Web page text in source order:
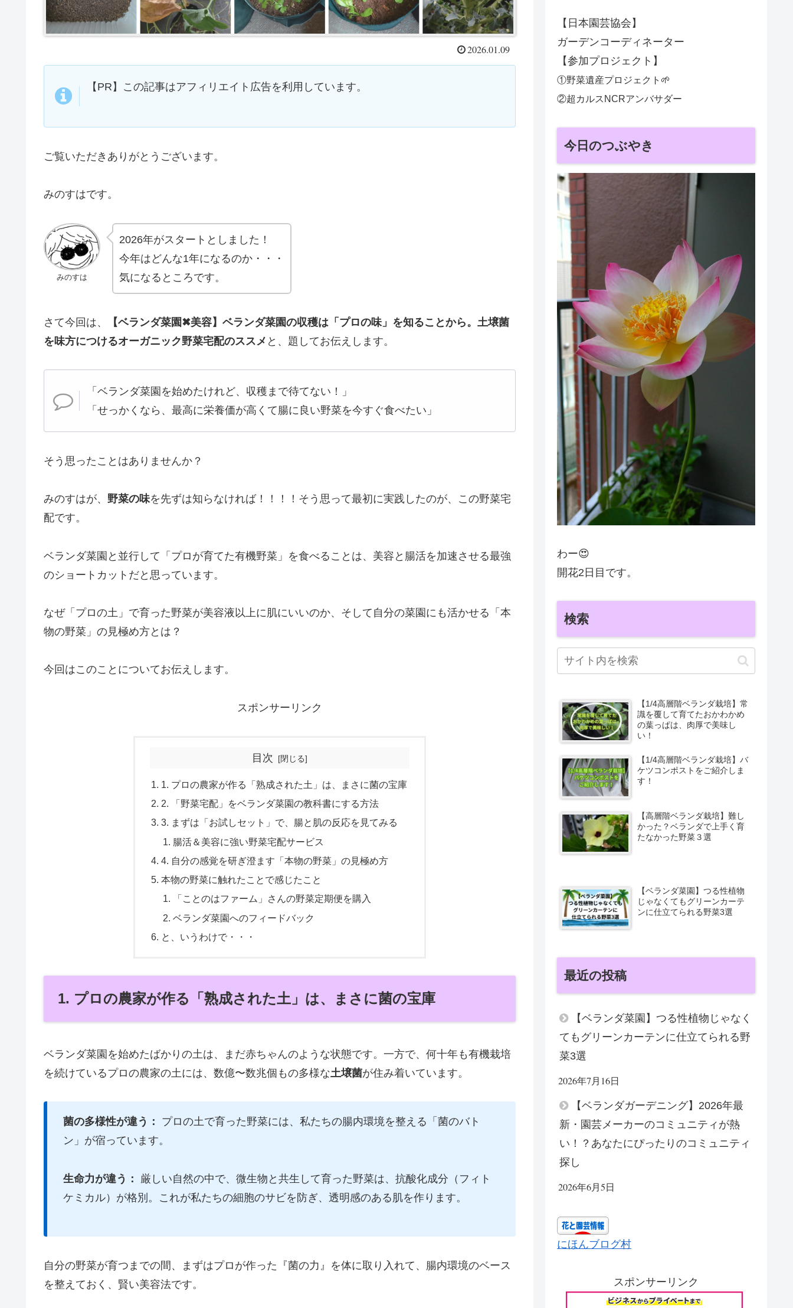
2026.01.09
【PR】この記事はアフィリエイト広告を利用しています。
ご覧いただきありがとうございます。
みのすはです。
みのすは
2026年がスタートとしました！
今年はどんな1年になるのか・・・
気になるところです。
さて今回は、
【ベランダ菜園✖美容】ベランダ菜園の収穫は「プロの味」を知ることから。土壌菌
を味方につけるオーガニック野菜宅配のススメ と、題してお伝えします。
「ベランダ菜園を始めたけれど、収穫まで待てない！」
「せっかくなら、最高に栄養価が高くて腸に良い野菜を今すぐ食べたい」
そう思ったことはありませんか？
みのすはが、 野菜の味を先ずは知らなければ！！！！そう思って最初に実践したのが、この野菜宅
配です。
ベランダ菜園と並行して「プロが育てた有機野菜」を食べることは、美容と腸活を加速させる最強
のショートカットだと思っています。
なぜ「プロの土」で育った野菜が美容液以上に肌にいいのか、そして自分の菜園にも活かせる「本
物の野菜」の見極め方とは？
今回はこのことについてお伝えします。
スポンサーリンク
目次
1. プロの農家が作る「熟成された土」は、まさに菌の宝庫
2. 「野菜宅配」をベランダ菜園の教科書にする方法
3. まずは「お試しセット」で、腸と肌の反応を見てみる
腸活＆美容に強い野菜宅配サービス
4. 自分の感覚を研ぎ澄ます「本物の野菜」の見極め方
本物の野菜に触れたことで感じたこと
「ことのはファーム」さんの野菜定期便を購入
ベランダ菜園へのフィードバック
と、いうわけで・・・
1. プロの農家が作る「熟成された土」は、まさに菌の宝庫
ベランダ菜園を始めたばかりの土は、まだ赤ちゃんのような状態です。一方で、何十年も有機栽培
を続けているプロの農家の土には、数億〜数兆個もの多様な土壌菌が住み着いています。
菌の多様性が違う：
プロの土で育った野菜には、私たちの腸内環境を整える「菌のバト
ン」が宿っています。
生命力が違う：
厳しい自然の中で、微生物と共生して育った野菜は、抗酸化成分（フィト
ケミカル）が格別。これが私たちの細胞のサビを防ぎ、透明感のある肌を作ります。
自分の野菜が育つまでの間、まずはプロが作った『菌の力』を体に取り入れて、腸内環境のベース
を整えておく、賢い美容法です。
【日本園芸協会】
ガーデンコーディネーター
【参加プロジェクト】
①野菜遺産プロジェクト🌱
②超カルスNCRアンバサダー
今日のつぶやき
わー😍
開花2日目です。
検索
【1/4高層階ベランダ栽培】常
識を覆して育てたおかわかめ
の葉っぱは、肉厚で美味し
い！
【1/4高層階ベランダ栽培】バ
ケツコンポストをご紹介しま
す！
【高層階ベランダ栽培】難し
かった？ベランダで上手く育
たなかった野菜３選
【ベランダ菜園】つる性植物
じゃなくてもグリーンカーテ
ンに仕立てられる野菜3選
最近の投稿
【ベランダ菜園】つる性植物じゃなく
てもグリーンカーテンに仕立てられる野
菜3選
2026年7月16日
【ベランダガーデニング】2026年最
新・園芸メーカーのコミュニティが熱
い！？あなたにぴったりのコミュニティ
探し
2026年6月5日
にほんブログ村
スポンサーリンク